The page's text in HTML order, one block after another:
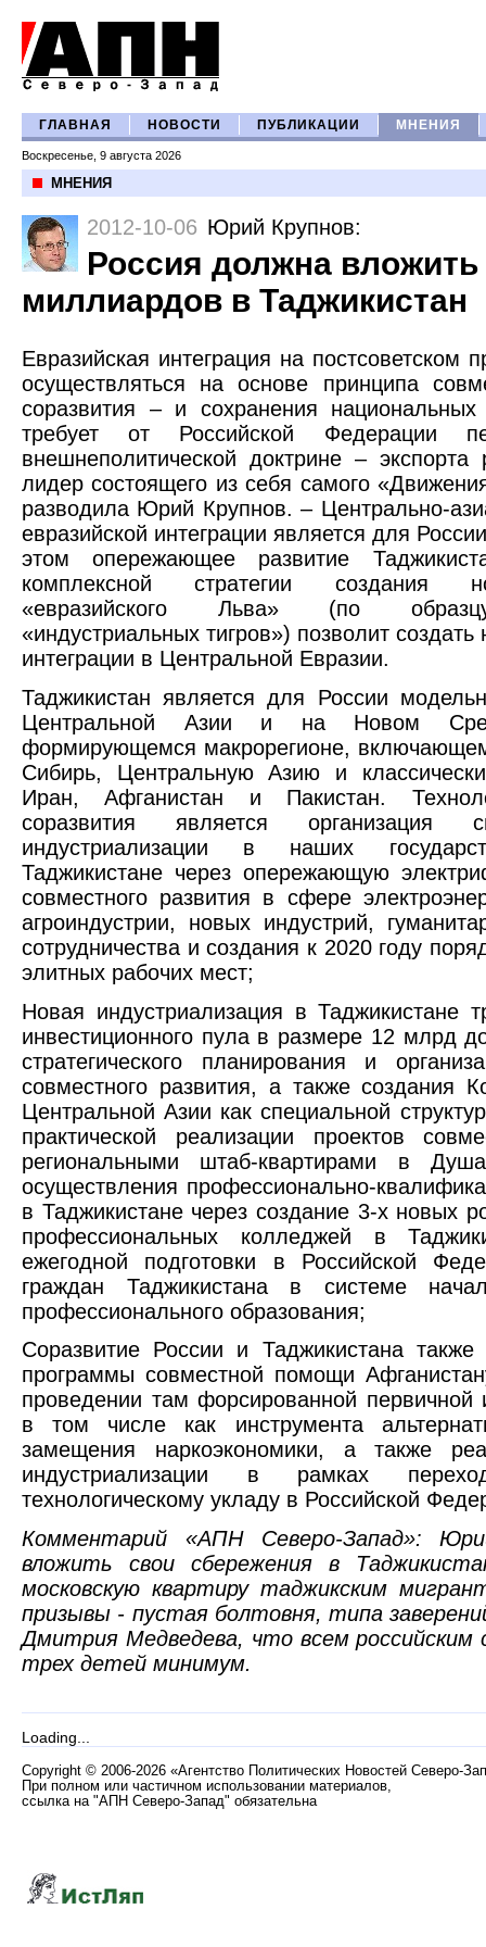
ГЛАВНАЯ НОВОСТИ ПУБЛИКАЦИИ МНЕНИЯ
Воскресенье, 9 августа 2026
МНЕНИЯ
2012-10-06 Юрий Крупнов:
Россия должна вложить
миллиардов в Таджикистан
Евразийская интеграция на постсоветском
осуществляться на основе принципа
соразвития – и сохранения национальных
требует от Российской Федерации
внешнеполитической доктрине –
лидер состоящего из себя самого
разводила Юрий Крупнов. – Центрально-
евразийской интеграции является для
этом опережающее развитие
комплексной стратегии создания
«евразийского Льва» (по
«индустриальных тигров») позволит
интеграции в Центральной Евразии.
Таджикистан является для России
Центральной Азии и на Новом
формирующемся макрорегионе,
Сибирь, Центральную Азию и
Иран, Афганистан и Пакистан.
соразвития является организация
индустриализации в наших
Таджикистане через опережающую
совместного развития в сфере
агроиндустрии, новых индустрий,
сотрудничества и создания к 2020 году
элитных рабочих мест;
Новая индустриализация в Таджикистане
инвестиционного пула в размере 12 млрд
стратегического планирования и
совместного развития, а также создания
Центральной Азии как специальной
практической реализации проектов
региональными штаб-квартирами в
осуществления профессионально-
в Таджикистане через создание 3-х новых
профессиональных колледжей в
ежегодной подготовки в Российской
граждан Таджикистана в системе
профессионального образования;
Соразвитие России и Таджикистана также
программы совместной помощи
проведении там форсированной первичной
в том числе как инструмента
замещения наркоэкономики, а также
индустриализации в рамках
технологическому укладу в Российской
Комментарий «АПН Северо-Запад»:
вложить свои сбережения в
московскую квартиру таджикским
призывы - пустая болтовня, типа
Дмитрия Медведева, что всем
трех детей минимум.
Loading...
Copyright © 2006-2026 «Агентство Политических Новостей Северо-
При полном или частичном использовании материалов,
ссылка на "АПН Северо-Запад" обязательна